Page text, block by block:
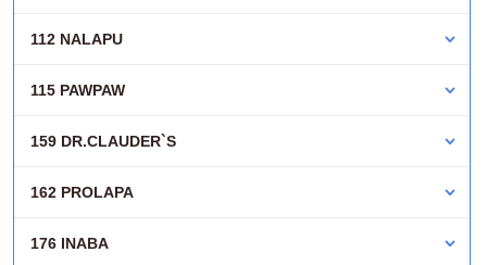
112 NALAPU
115 PAWPAW
159 DR.CLAUDER`S
162 PROLAPA
176 INABA